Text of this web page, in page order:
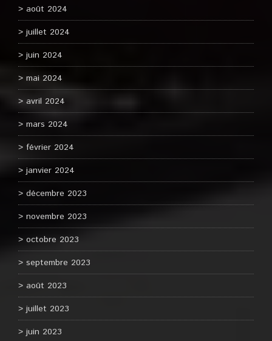
août 2024
juillet 2024
juin 2024
mai 2024
avril 2024
mars 2024
février 2024
janvier 2024
décembre 2023
novembre 2023
octobre 2023
septembre 2023
août 2023
juillet 2023
juin 2023